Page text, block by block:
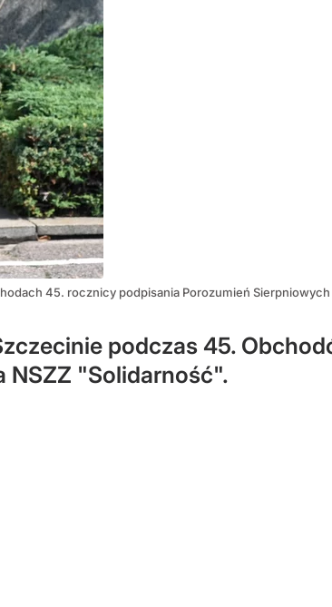
45. rocznicy podpisania Porozumień Sierpniowych
podczas 45.
NSZZ "Solidarność".